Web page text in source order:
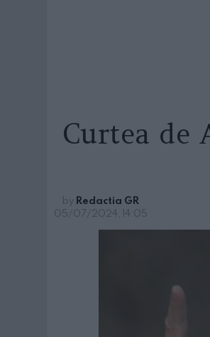
Curtea de
by Redactia GR
05/07/2024, 14:05